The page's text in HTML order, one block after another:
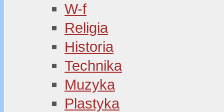
W-f
Religia
Historia
Technika
Muzyka
Plastyka